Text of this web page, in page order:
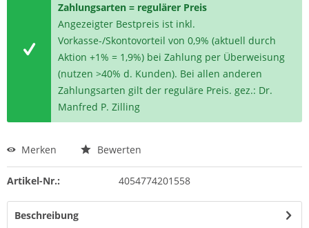
Zahlungsarten = regulärer Preis
Angezeigter Bestpreis ist inkl.
Vorkasse-/Skontovorteil von 0,9% (aktuell durch
Aktion +1% = 1,9%) bei Zahlung per Überweisung
(nutzen >40% d. Kunden). Bei allen anderen
Zahlungsarten gilt der reguläre Preis. gez.: Dr.
Manfred P. Zilling
Merken Bewerten
Artikel-Nr.: 4054774201558
Beschreibung